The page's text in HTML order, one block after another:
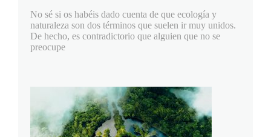
No sé si os habéis dado cuenta de que ecología y
naturaleza son dos términos que suelen ir muy unidos.
De hecho, es contradictorio que alguien que no se
preocupe